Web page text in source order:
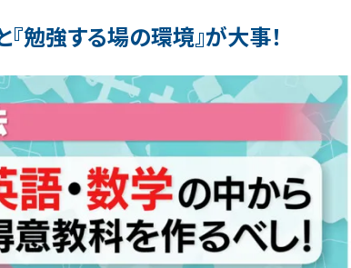
勉強する場の環境』が大事！